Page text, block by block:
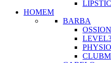
HOMEM
BARBA
OSSION